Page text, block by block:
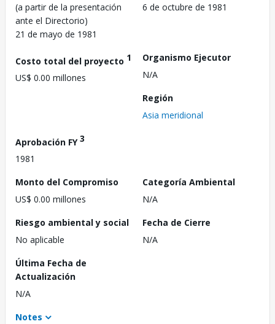
(a partir de la presentación
ante el Directorio)
21 de mayo de 1981
6 de octubre de 1981
Costo total del proyecto 1
US$ 0.00 millones
Organismo Ejecutor
N/A
Región
Asia meridional
Aprobación FY3
1981
Monto del Compromiso
US$ 0.00 millones
Categoría Ambiental
N/A
Riesgo ambiental y social
No aplicable
Fecha de Cierre
N/A
Última Fecha de
Actualización
N/A
Notes